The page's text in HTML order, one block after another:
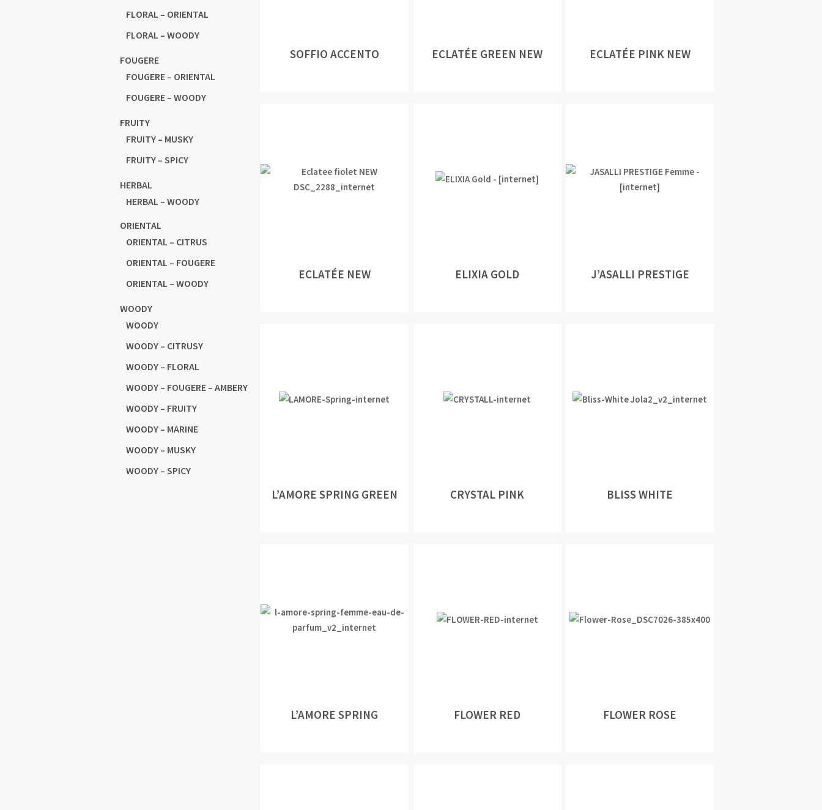
FLORAL – ORIENTAL
FLORAL – WOODY
FOUGERE
FOUGERE – ORIENTAL
FOUGERE – WOODY
FRUITY
FRUITY – MUSKY
FRUITY – SPICY
HERBAL
HERBAL – WOODY
ORIENTAL
ORIENTAL – CITRUS
ORIENTAL – FOUGERE
ORIENTAL – WOODY
WOODY
WOODY
WOODY – CITRUSY
WOODY – FLORAL
WOODY – FOUGERE – AMBERY
WOODY – FRUITY
WOODY – MARINE
WOODY – MUSKY
WOODY – SPICY
SOFFIO ACCENTO ECLATÉE GREEN NEW ECLATÉE PINK NEW
ECLATÉE NEW ELIXIA GOLD J’ASALLI PRESTIGE
L’AMORE SPRING GREEN CRYSTAL PINK BLISS WHITE
L’AMORE SPRING FLOWER RED FLOWER ROSE